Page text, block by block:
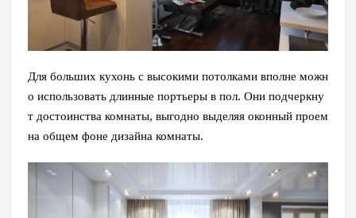
Для больших кухонь с высокими потолками вполне можн
о использовать длинные портьеры в пол. Они подчеркну
т достоинства комнаты, выгодно выделяя оконный проем
на общем фоне дизайна комнаты.